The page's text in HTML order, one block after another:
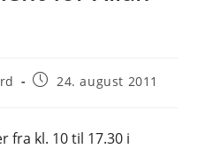
Post24. august 2011
fra kl. 10 til 17.30 i